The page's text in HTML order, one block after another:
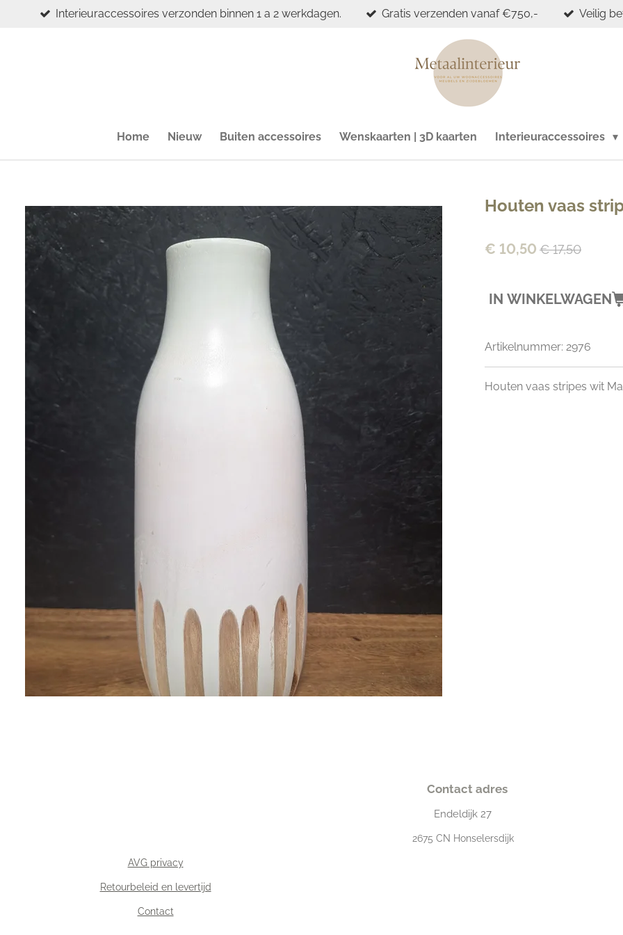
Interieuraccessoires verzonden binnen 1 a 2 werkdagen. Gratis verzenden vanaf €750,- Veilig
Home Nieuw Buiten accessoires Wenskaarten | 3D kaarten Interieuraccessoires
Houten vaas
€ 10,50 € 17,50
IN WINKELWAGEN
Artikelnummer: 2976
Houten vaas stripes wit
Contact adres
Endeldijk 27
2675 CN Honselersdijk
AVG privacy
Retourbeleid en levertijd
Contact